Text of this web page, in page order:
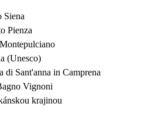
Siena
Pienza
(Unesco)
di Sant'anna in Camprena
Vignoni
krajinou